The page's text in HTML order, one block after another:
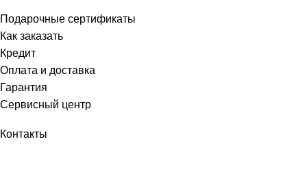
Подарочные сертификаты
Как заказать
Кредит
Оплата и доставка
Гарантия
Сервисный центр
Контакты